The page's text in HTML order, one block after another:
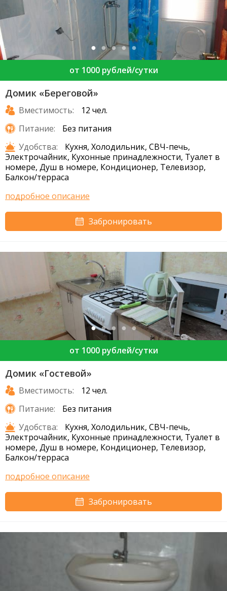
от 1000 рублей/сутки
Домик «Береговой»
Вместимость:
12 чел.
Питание:
Без питания
Удобства:
Кухня, Холодильник, СВЧ-печь,
Электрочайник, Кухонные принадлежности, Туалет в
номере, Душ в номере, Кондиционер, Телевизор,
Балкон/терраса
подробное описание
Забронировать
от 1000 рублей/сутки
Домик «Гостевой»
Вместимость:
12 чел.
Питание:
Без питания
Удобства:
Кухня, Холодильник, СВЧ-печь,
Электрочайник, Кухонные принадлежности, Туалет в
номере, Душ в номере, Кондиционер, Телевизор,
Балкон/терраса
подробное описание
Забронировать